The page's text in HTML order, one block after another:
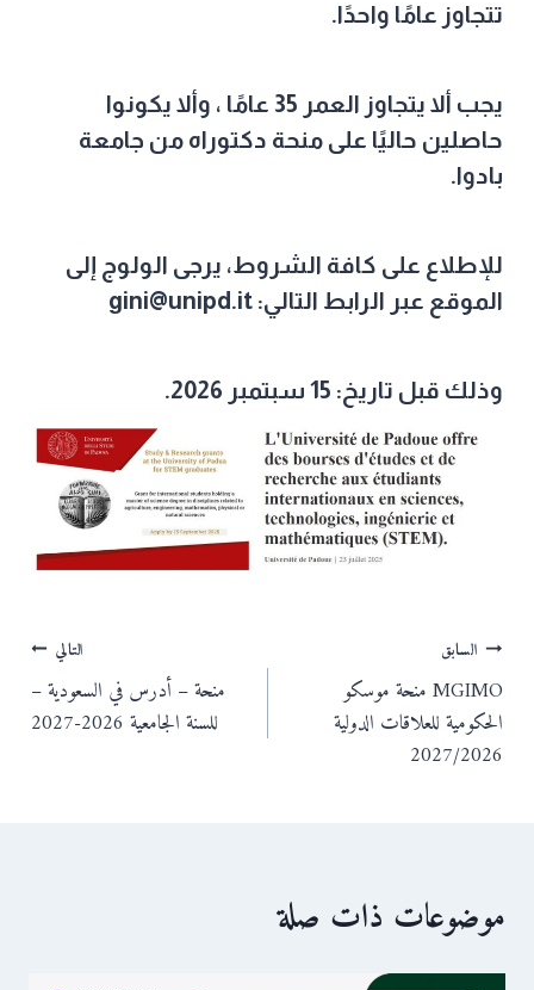
تتجاوز عامًا واحدًا.
يجب ألا يتجاوز العمر 35 عامًا ، وألا يكونوا
حاصلين حاليًا علىمنحة دكتوراه من جامعة
بادوا.
للإطلاع على كافة الشروط، يرجى الولوج إلى
الموقع عبر الرابط التالي: gini@unipd.it
وذلك قبل تاريخ: 15 سبتمبر 2026 .
تصفّح
المقالات
السابق
MGIMO منحة موسكو
الحكومية للعلاقات الدولية
2027/2026
التالي
منحة – أدرس في السعودية –
للسنة الجامعية 2026-2027
موضوعات ذات صلة